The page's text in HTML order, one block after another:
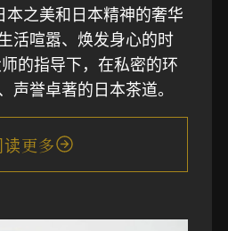
本之美和日本精神的奢华
活喧嚣、焕发身心的时
的指导下，在私密的环
声誉卓著的日本茶道。
读更多